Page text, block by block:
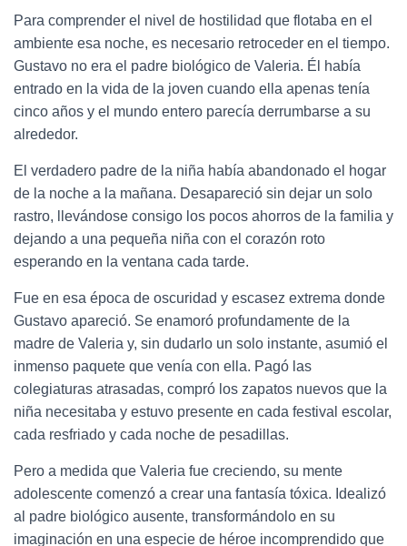
Para comprender el nivel de hostilidad que flotaba en el
ambiente esa noche, es necesario retroceder en el tiempo.
Gustavo no era el padre biológico de Valeria. Él había
entrado en la vida de la joven cuando ella apenas tenía
cinco años y el mundo entero parecía derrumbarse a su
alrededor.
El verdadero padre de la niña había abandonado el hogar
de la noche a la mañana. Desapareció sin dejar un solo
rastro, llevándose consigo los pocos ahorros de la familia y
dejando a una pequeña niña con el corazón roto
esperando en la ventana cada tarde.
Fue en esa época de oscuridad y escasez extrema donde
Gustavo apareció. Se enamoró profundamente de la
madre de Valeria y, sin dudarlo un solo instante, asumió el
inmenso paquete que venía con ella. Pagó las
colegiaturas atrasadas, compró los zapatos nuevos que la
niña necesitaba y estuvo presente en cada festival escolar,
cada resfriado y cada noche de pesadillas.
Pero a medida que Valeria fue creciendo, su mente
adolescente comenzó a crear una fantasía tóxica. Idealizó
al padre biológico ausente, transformándolo en su
imaginación en una especie de héroe incomprendido que